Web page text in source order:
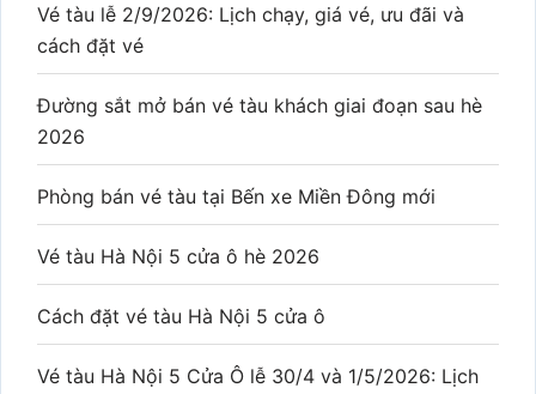
Vé tàu lễ 2/9/2026: Lịch chạy, giá vé, ưu đãi và
cách đặt vé
Đường sắt mở bán vé tàu khách giai đoạn sau hè
2026
Phòng bán vé tàu tại Bến xe Miền Đông mới
Vé tàu Hà Nội 5 cửa ô hè 2026
Cách đặt vé tàu Hà Nội 5 cửa ô
Vé tàu Hà Nội 5 Cửa Ô lễ 30/4 và 1/5/2026: Lịch